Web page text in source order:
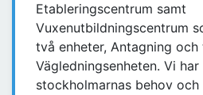
Etableringscentrum samt
Vuxenutbildningscentrum
två enheter, Antagning och
Vägledningsenheten. Vi
stockholmarnas behov